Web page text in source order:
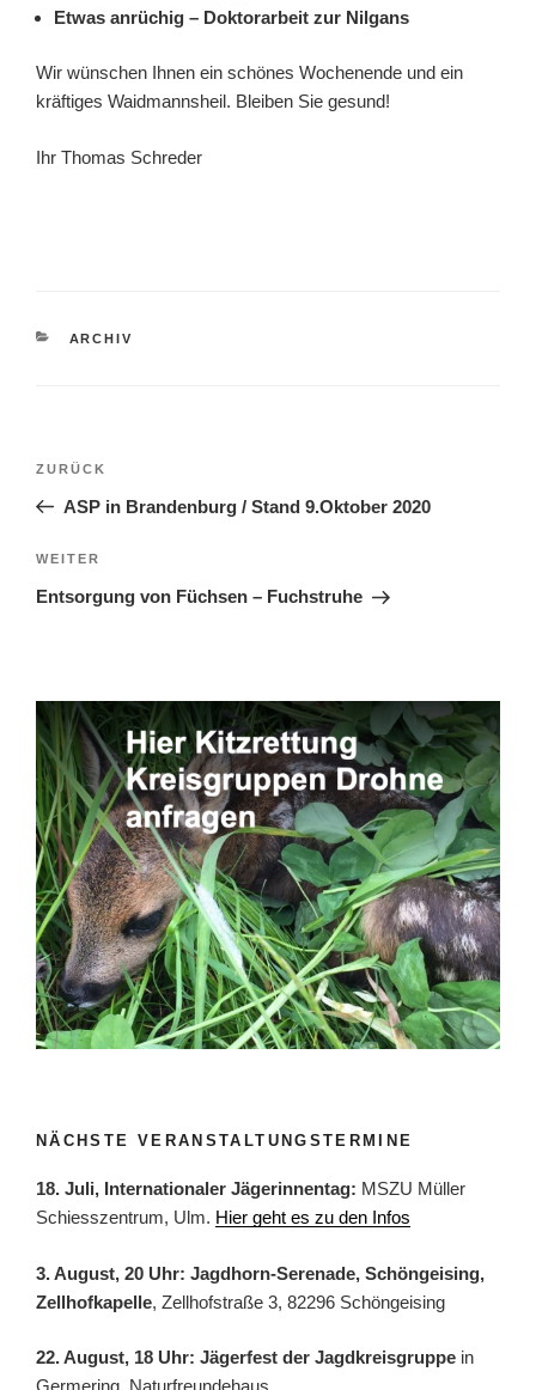
Etwas anrüchig – Doktorarbeit zur Nilgans
Wir wünschen Ihnen ein schönes Wochenende und ein
kräftiges Waidmannsheil. Bleiben Sie gesund!
Ihr Thomas Schreder
KATEGORIEN
ARCHIV
Beitragsnavigation
Vorheriger
Beitrag
ZURÜCK
ASP in Brandenburg / Stand 9.Oktober 2020
Nächster
Beitrag
WEITER
Entsorgung von Füchsen – Fuchstruhe
NÄCHSTE VERANSTALTUNGSTERMINE
18. Juli, Internationaler Jägerinnentag: MSZU Müller
Schiesszentrum, Ulm. Hier geht es zu den Infos
3. August, 20 Uhr: Jagdhorn-Serenade, Schöngeising,
Zellhofkapelle, Zellhofstraße 3, 82296 Schöngeising
22. August, 18 Uhr: Jägerfest der Jagdkreisgruppe in